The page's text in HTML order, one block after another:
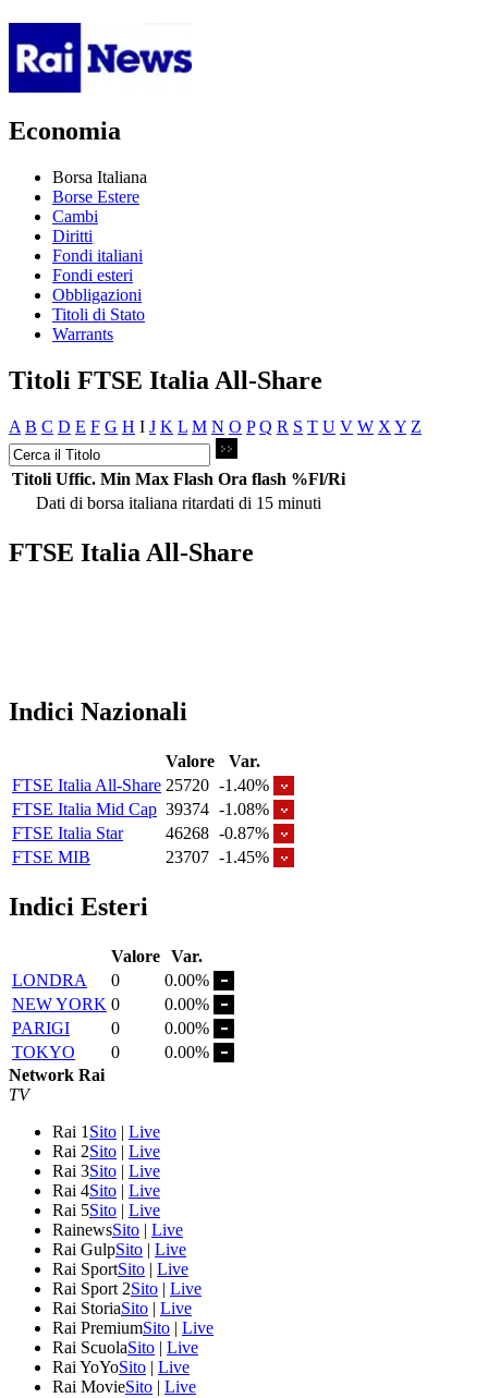
Economia
Borsa Italiana
Borse Estere
Cambi
Diritti
Fondi italiani
Fondi esteri
Obbligazioni
Titoli di Stato
Warrants
Titoli FTSE Italia All-Share
A B C D E F G H I J K L M N O P Q R S T U V W X Y Z
Titoli Uffic. Min Max Flash Ora flash %Fl/Ri
Dati di borsa italiana ritardati di 15 minuti
FTSE Italia All-Share
Indici Nazionali
Valore
Var.
FTSE Italia All-Share 25720 -1.40%
FTSE Italia Mid Cap 39374 -1.08%
FTSE Italia Star
46268 -0.87%
FTSE MIB
23707 -1.45%
Indici Esteri
Valore Var.
LONDRA
0
0.00%
NEW YORK 0
0.00%
PARIGI
0
0.00%
TOKYO
0
0.00%
Network Rai
TV
Rai 1 Sito | Live
Rai 2Sito | Live
Rai 3Sito | Live
Rai 4Sito | Live
Rai 5Sito | Live
RainewsSito | Live
Rai GulpSito | Live
Rai SportSito | Live
Rai Sport 2Sito | Live
Rai StoriaSito | Live
Rai PremiumSito | Live
Rai ScuolaSito | Live
Rai YoYoSito | Live
Rai MovieSito | Live